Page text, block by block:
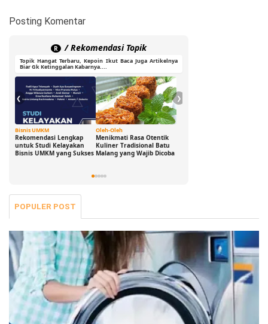
Posting Komentar
R / Rekomendasi Topik
Topik Hangat Terbaru, Kepoin Ikut Baca Juga Artikelnya
Biar Gk Ketinggalan Kabarnya....
Bisnis UMKM
Rekomendasi Lengkap
untuk Studi Kelayakan
Bisnis UMKM yang Sukses
Oleh-Oleh
Menikmati Rasa Otentik
Kuliner Tradisional Batu
Malang yang Wajib Dicoba
❮ ❯
POPULER POST